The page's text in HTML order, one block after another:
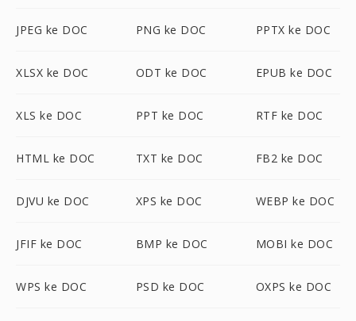
JPEG ke DOC PNG ke DOC PPTX ke DOC
XLSX ke DOC ODT ke DOC EPUB ke DOC
XLS ke DOC PPT ke DOC RTF ke DOC
HTML ke DOC TXT ke DOC FB2 ke DOC
DJVU ke DOC XPS ke DOC WEBP ke DOC
JFIF ke DOC BMP ke DOC MOBI ke DOC
WPS ke DOC PSD ke DOC OXPS ke DOC